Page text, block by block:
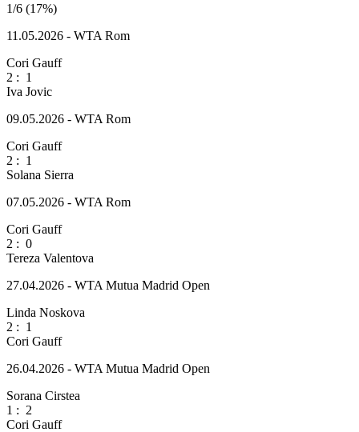
1/6 (17%)
11.05.2026 - WTA Rom
Cori Gauff
2 : 1
Iva Jovic
09.05.2026 - WTA Rom
Cori Gauff
2 : 1
Solana Sierra
07.05.2026 - WTA Rom
Cori Gauff
2 : 0
Tereza Valentova
27.04.2026 - WTA Mutua Madrid Open
Linda Noskova
2 : 1
Cori Gauff
26.04.2026 - WTA Mutua Madrid Open
Sorana Cirstea
1 : 2
Cori Gauff